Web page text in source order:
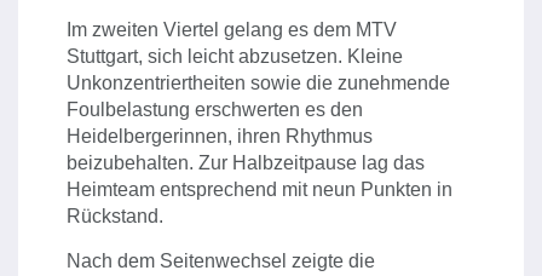
Im zweiten Viertel gelang es dem MTV
Stuttgart, sich leicht abzusetzen. Kleine
Unkonzentriertheiten sowie die zunehmende
Foulbelastung erschwerten es den
Heidelbergerinnen, ihren Rhythmus
beizubehalten. Zur Halbzeitpause lag das
Heimteam entsprechend mit neun Punkten in
Rückstand.
Nach dem Seitenwechsel zeigte die